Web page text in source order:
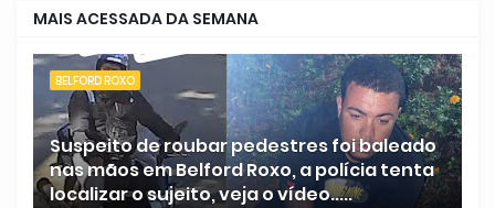
MAIS ACESSADA DA SEMANA
BELFORD ROXO
Suspeito de roubar pedestres foi baleado
nas mãos em Belford Roxo, a polícia tenta
localizar o sujeito, veja o vídeo.....